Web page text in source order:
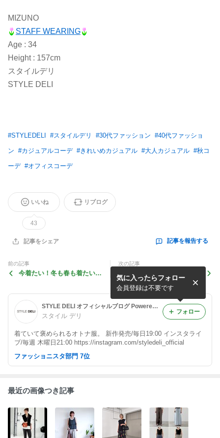
MIZUNO
STAFF WEARING
Age : 34
Height : 157cm
スタイルデリ
STYLE DELI
#STYLEDELI #スタイルデリ #30代ファッション #40代ファッショ
ン #カジュアルコーデ #きれいめカジュアル #大人カジュアル #秋コ
ーデ #オフィスコーデ
いいね
43
リブログ
記事をシェア 記事を報告する
前の記事
今着たい！冬も春も着たい！
次の記事
可愛いパンツをぺたんこスタ
イルで！
STYLE DELI オフィシャルブログ Powered by Ameba
スタイル デリ
着ていて褒められるオトナ服。 新作発売/毎日19:00 インスタライ
ブ/毎週 木曜日21:00 https://instagram.com/styledeli_official
気に入ったらフォロー
会員登録は不要です
フォロー
ファッショニスタ部門 7位
最近の画像つき記事